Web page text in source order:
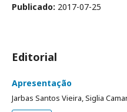
Publicado: 2017-07-25
Editorial
Apresentação
Jarbas Santos Vieira, Siglia